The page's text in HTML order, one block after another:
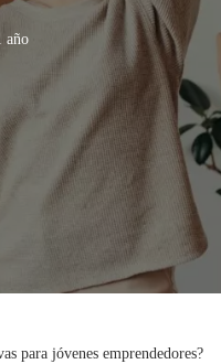
año
para jóvenes emprendedores?